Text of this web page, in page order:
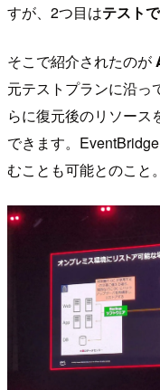
すが、2つ目はテスト
そこで紹介されたのが
元テストプランに沿っ
らに復元後のリソース
できます。
むことも可能とのこと。